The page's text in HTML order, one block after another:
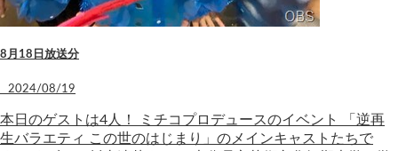
8月18日放送分
2024/08/19
本日のゲストは4人！ ミチコプロデュースのイベント 「逆再
生バラエティ この世のはじまり」のメインキャストたちで